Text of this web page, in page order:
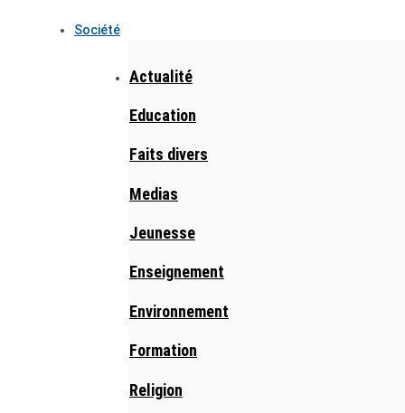
Société
Actualité
Education
Faits divers
Medias
Jeunesse
Enseignement
Environnement
Formation
Religion